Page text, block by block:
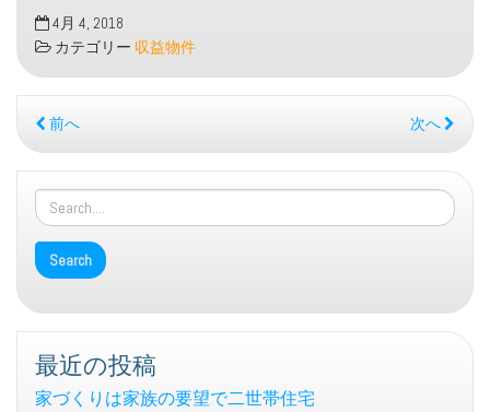
4月 4, 2018
カテゴリー 収益物件
前へ 次へ
最近の投稿
家づくりは家族の要望で二世帯住宅